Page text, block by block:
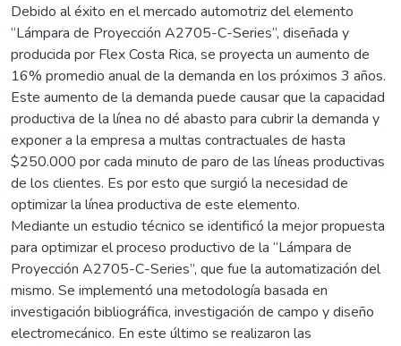
Debido al éxito en el mercado automotriz del elemento
“Lámpara de Proyección A2705-C-Series”, diseñada y
producida por Flex Costa Rica, se proyecta un aumento de
16% promedio anual de la demanda en los próximos 3 años.
Este aumento de la demanda puede causar que la capacidad
productiva de la línea no dé abasto para cubrir la demanda y
exponer a la empresa a multas contractuales de hasta
$250.000 por cada minuto de paro de las líneas productivas
de los clientes. Es por esto que surgió la necesidad de
optimizar la línea productiva de este elemento.
Mediante un estudio técnico se identificó la mejor propuesta
para optimizar el proceso productivo de la “Lámpara de
Proyección A2705-C-Series”, que fue la automatización del
mismo. Se implementó una metodología basada en
investigación bibliográfica, investigación de campo y diseño
electromecánico. En este último se realizaron las